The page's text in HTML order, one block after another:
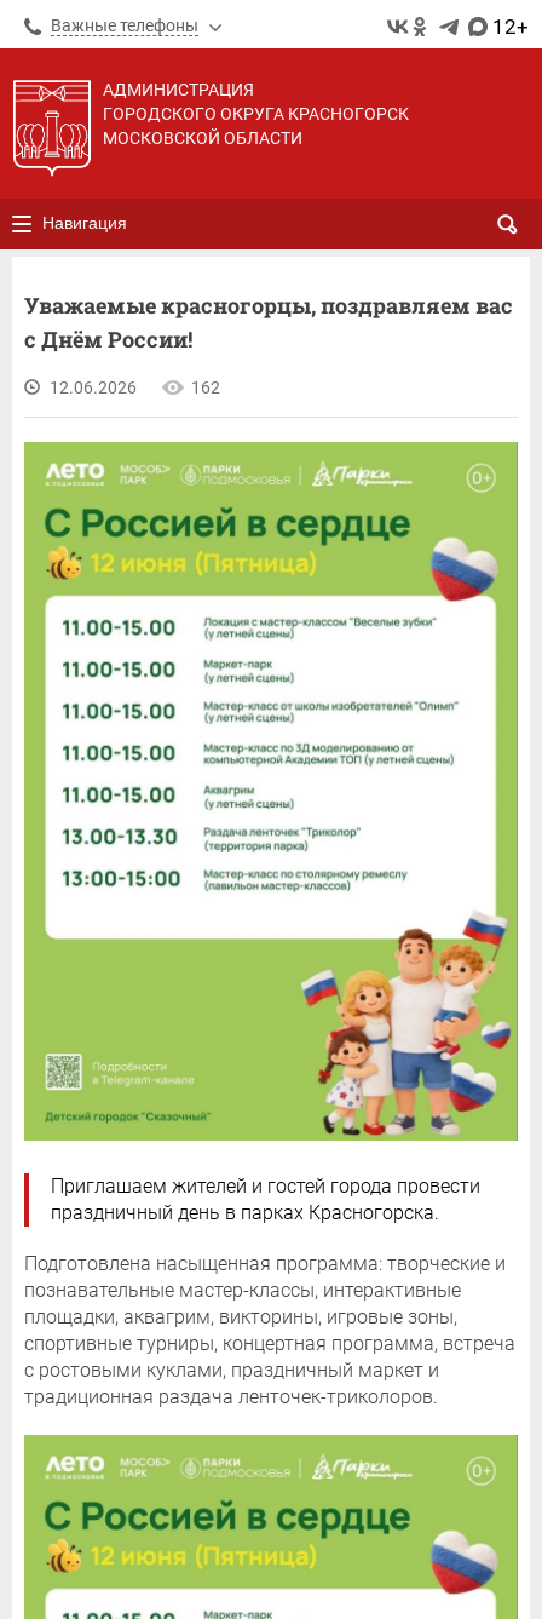
Важные телефоны 12+
АДМИНИСТРАЦИЯ
ГОРОДСКОГО ОКРУГА КРАСНОГОРСК
МОСКОВСКОЙ ОБЛАСТИ
Навигация
Уважаемые красногорцы, поздравляем вас
с Днём России!
12.06.2026 162
Приглашаем жителей и гостей города провести
праздничный день в парках Красногорска.
Подготовлена насыщенная программа: творческие и
познавательные мастер-классы, интерактивные
площадки, аквагрим, викторины, игровые зоны,
спортивные турниры, концертная программа, встреча
с ростовыми куклами, праздничный маркет и
традиционная раздача ленточек-триколоров.